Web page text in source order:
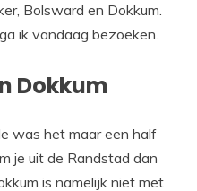
Bolsward en Dokkum.
ik vandaag bezoeken.
Dokkum
was het maar een half
je uit de Randstad dan
is namelijk niet met